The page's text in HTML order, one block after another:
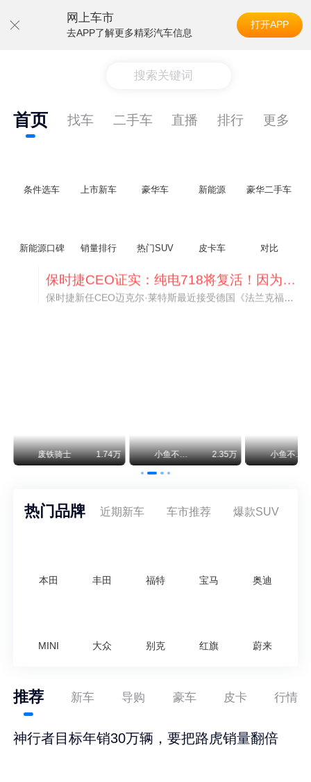
网上车市
去APP了解更多精彩汽车信息
打开APP
搜索关键词
首页 找车 二手车 直播 排行 更多
条件选车 上市新车 豪华车 新能源 豪华二手车
新能源口碑 销量排行 热门SUV 皮卡车 对比
神行者目标年销30万辆，要把路虎销量翻倍
路虎品牌全球一年卖多少？大约38万辆。也就是说，这个刚复活的新能源品牌，目标是干到路虎全球销量的八成。如果真能跑到30万辆，两者加起来就是68万辆——比现在路虎单独的数字，翻了接近一倍！说“再造一个路虎”，真不夸张。
小鱼不刹车 1.64万 小鱼不刹车 1.36万 安定洞察
热门品牌 近期新车 车市推荐 爆款SUV
本田 丰田 福特 宝马 奥迪
MINI 大众 别克 红旗 蔚来
推荐 新车 导购 豪车 皮卡 行情
神行者目标年销30万辆，要把路虎销量翻倍